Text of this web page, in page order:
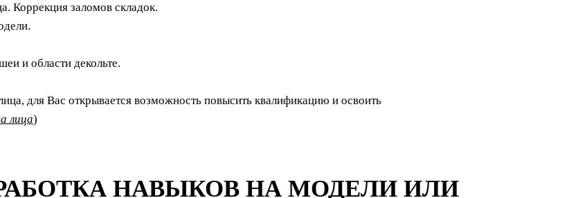
Коррекция заломов складок.
и области декольте.
для Вас открывается возможность повысить квалификацию и освоить
лица)
НАВЫКОВ НА МОДЕЛИ ИЛИ